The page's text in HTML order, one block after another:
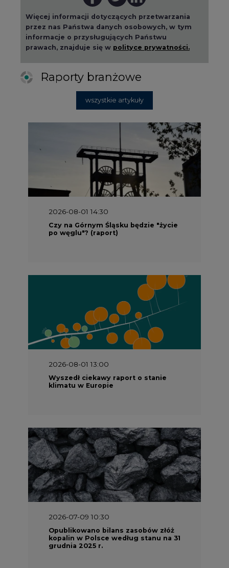
Więcej informacji dotyczących przetwarzania
przez nas Państwa danych osobowych, w tym
informacje o przysługujących Państwu
prawach, znajduje się w polityce prywatności.
Raporty branżowe
wszystkie artykuły
2026-08-01 14:30
Czy na Górnym Śląsku będzie "życie
po węglu"? (raport)
2026-08-01 13:00
Wyszedł ciekawy raport o stanie
klimatu w Europie
2026-07-09 10:30
Opublikowano bilans zasobów złóż
kopalin w Polsce według stanu na 31
grudnia 2025 r.